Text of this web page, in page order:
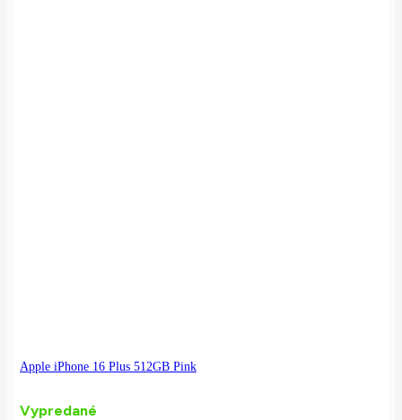
Apple iPhone 16 Plus 512GB Pink
Vypredané